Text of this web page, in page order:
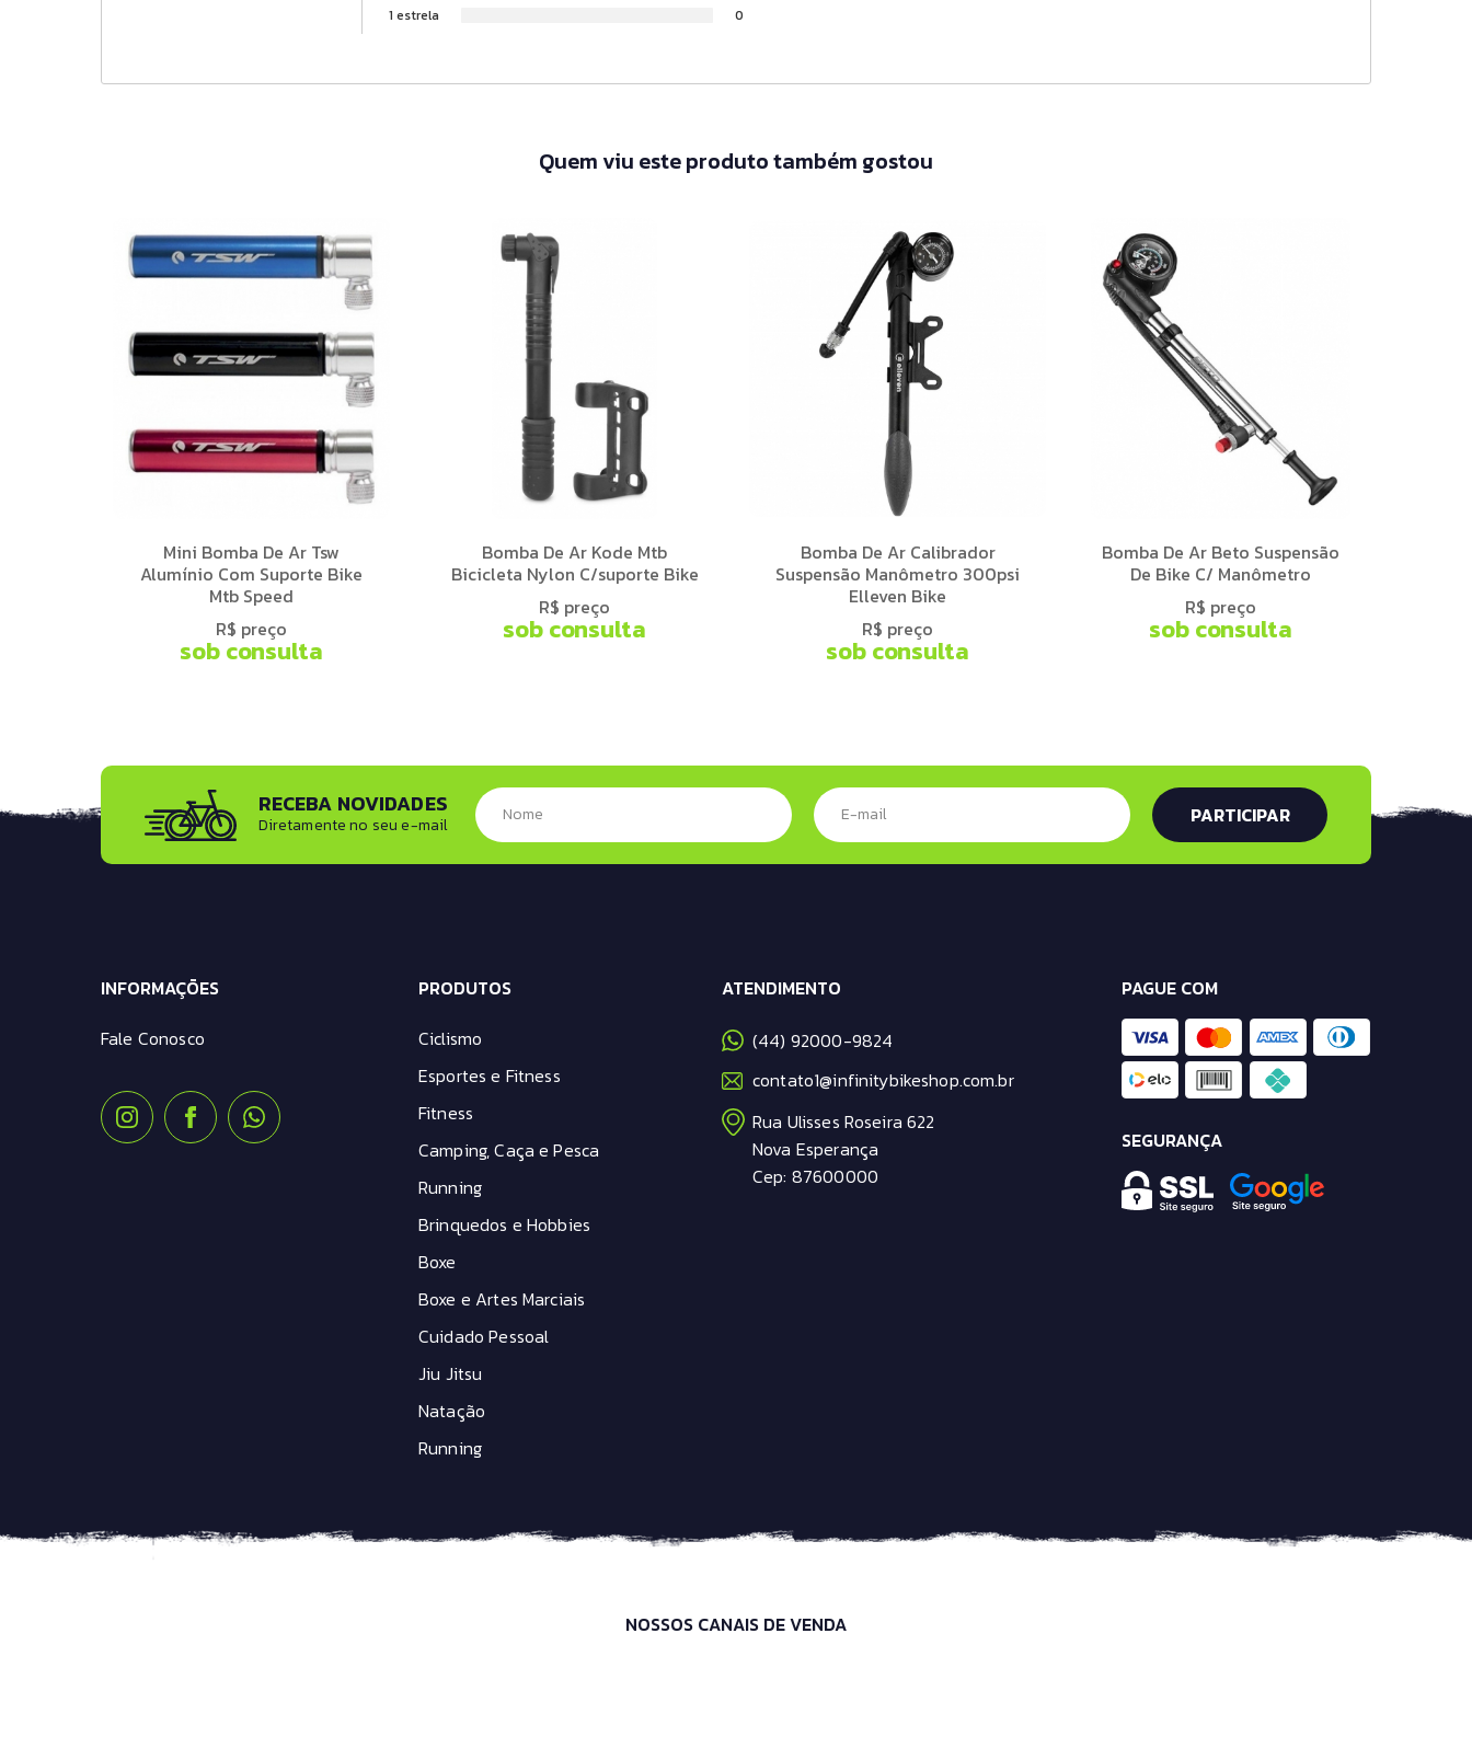
1 estrela
0
Quem viu este produto também gostou
Mini Bomba De Ar Tsw
Alumínio Com Suporte Bike
Mtb Speed
R$ preço
sob consulta
Bomba De Ar Kode Mtb
Bicicleta Nylon C/suporte Bike
R$ preço
sob consulta
Bomba De Ar Calibrador
Suspensão Manômetro 300psi
Elleven Bike
R$ preço
sob consulta
Bomba De Ar Beto Suspensão
De Bike C/ Manômetro
R$ preço
sob consulta
RECEBA NOVIDADES
Diretamente no seu e-mail
INFORMAÇÕES
Fale Conosco
PRODUTOS
Ciclismo
Esportes e Fitness
Fitness
Camping, Caça e Pesca
Running
Brinquedos e Hobbies
Boxe
Boxe e Artes Marciais
Cuidado Pessoal
Jiu Jitsu
Natação
Running
ATENDIMENTO
(44) 92000-9824
contato1@infinitybikeshop.com.br
Rua Ulisses Roseira 622
Nova Esperança
Cep: 87600000
PAGUE COM
SEGURANÇA
NOSSOS CANAIS DE VENDA